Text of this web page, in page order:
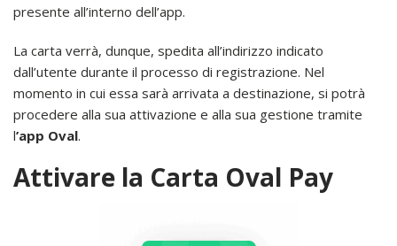
presente all’interno dell’app.
La carta verrà, dunque, spedita all’indirizzo indicato
dall’utente durante il processo di registrazione. Nel
momento in cui essa sarà arrivata a destinazione, si potrà
procedere alla sua attivazione e alla sua gestione tramite
l’app Oval.
Attivare la Carta Oval Pay